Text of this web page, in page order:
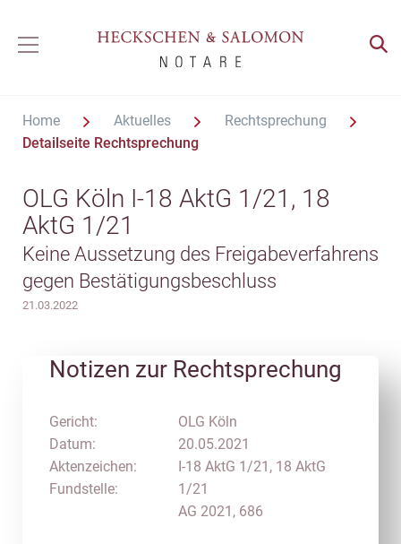
Home Aktuelles
Rechtsprechung
Detailseite Rechtsprechung
OLG Köln I-18 AktG 1/21, 18
AktG 1/21
Keine Aussetzung des Freigabeverfahrens
gegen Bestätigungsbeschluss
21.03.2022
Notizen zur Rechtsprechung
Gericht:
Datum:
Aktenzeichen:
Fundstelle:
OLG Köln
20.05.2021
I-18 AktG 1/21, 18 AktG
1/21
AG 2021, 686